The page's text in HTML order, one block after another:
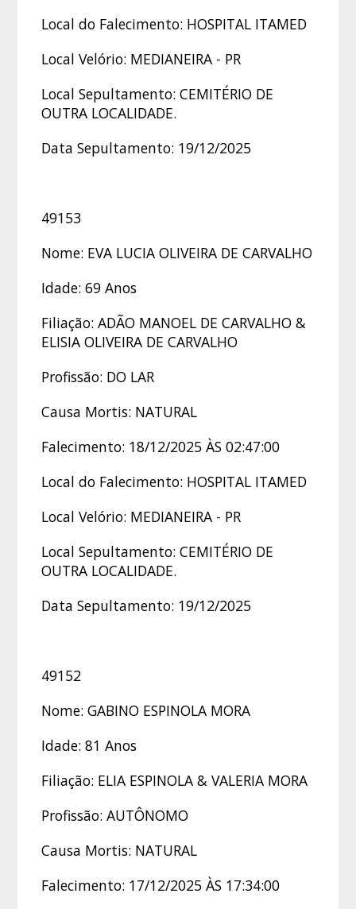
Local do Falecimento: HOSPITAL ITAMED
Local Velório: MEDIANEIRA - PR
Local Sepultamento: CEMITÉRIO DE
OUTRA LOCALIDADE.
Data Sepultamento: 19/12/2025
49153
Nome: EVA LUCIA OLIVEIRA DE CARVALHO
Idade: 69 Anos
Filiação: ADÃO MANOEL DE CARVALHO &
ELISIA OLIVEIRA DE CARVALHO
Profissão: DO LAR
Causa Mortis: NATURAL
Falecimento: 18/12/2025 ÀS 02:47:00
Local do Falecimento: HOSPITAL ITAMED
Local Velório: MEDIANEIRA - PR
Local Sepultamento: CEMITÉRIO DE
OUTRA LOCALIDADE.
Data Sepultamento: 19/12/2025
49152
Nome: GABINO ESPINOLA MORA
Idade: 81 Anos
Filiação: ELIA ESPINOLA & VALERIA MORA
Profissão: AUTÔNOMO
Causa Mortis: NATURAL
Falecimento: 17/12/2025 ÀS 17:34:00